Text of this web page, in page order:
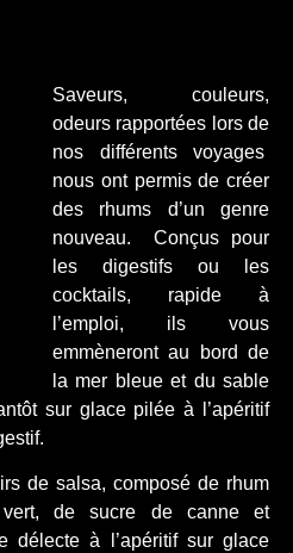
Saveurs, couleurs,
odeurs rapportées lors de
nos différents voyages
nous ont permis de créer
des rhums d’un genre
nouveau. Conçus pour
les digestifs ou les
cocktails, rapide à
l’emploi, ils vous
emmèneront au bord de
la mer bleue et du sable
sur glace pilée à l’apéritif
de salsa, composé de rhum
vert, de sucre de canne et
délecte à l’apéritif sur glace